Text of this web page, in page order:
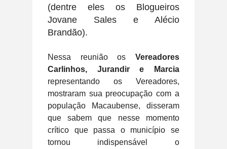
(dentre eles os Blogueiros
Jovane Sales e Alécio
Brandão).
Nessa reunião os Vereadores
Carlinhos, Jurandir e Marcia
representando os Vereadores,
mostraram sua preocupação com a
população Macaubense, disseram
que sabem que nesse momento
crítico que passa o município se
tornou indispensável o